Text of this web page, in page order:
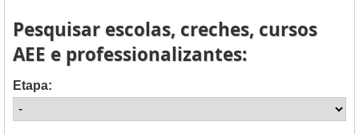
Pesquisar escolas, creches, cursos
AEE e professionalizantes:
Etapa: